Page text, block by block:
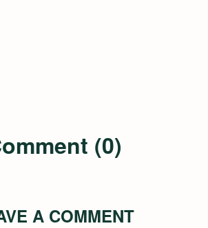
(0)
A COMMENT